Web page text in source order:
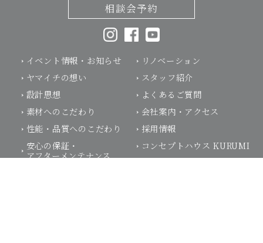
相談会予約
イベント情報・お知らせ
ヤマイチの想い
設計思想
素材へのこだわり
性能・品質へのこだわり
安心の保証・
アフターメンテナンス
リノベーション
スタッフ紹介
よくあるご質問
会社案内・アクセス
採用情報
コンセプトハウス KURUMI
モデルハウス体感予約 お電話はこちらから